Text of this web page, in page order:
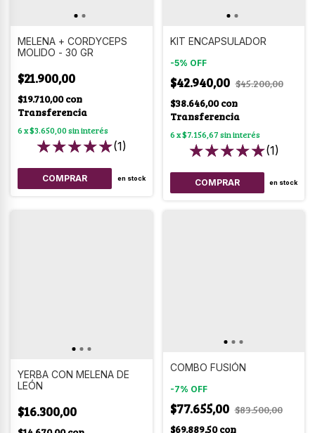
MELENA + CORDYCEPS
MOLIDO - 30 GR
$21.900,00
$19.710,00con
Transferencia
6x$3.650,00sin interés
(1)
en stock
KIT ENCAPSULADOR
-5% OFF
$42.940,00 $45.200,00
$38.646,00con
Transferencia
6x$7.156,67sin interés
(1)
COMPRAR en stock
YERBA CON MELENA DE
LEÓN
$16.300,00
COMBO FUSIÓN
-7% OFF
$77.655,00 $83.500,00
$69.889,50con